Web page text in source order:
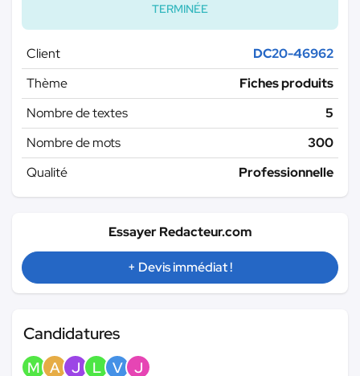
TERMINÉE
Client
DC20-46962
Thème
Fiches produits
Nombre de textes
5
Nombre de mots
300
Qualité
Professionnelle
Essayer Redacteur.com
+ Devis immédiat !
Candidatures
M A J L V J